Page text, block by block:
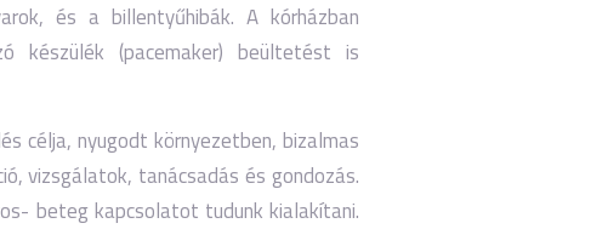
és a billentyűhibák. A kórházban
készülék (pacemaker) beültetést is
célja, nyugodt környezetben, bizalmas
vizsgálatok, tanácsadás és gondozás.
beteg kapcsolatot tudunk kialakítani.